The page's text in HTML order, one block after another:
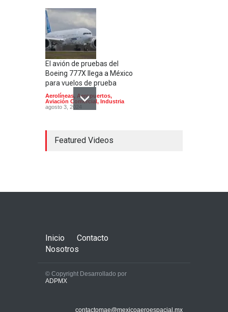
El avión de pruebas del
Boeing 777X llega a México
para vuelos de prueba
Aerolíneas, Aeropuertos,
Aviación Comercial, Industria
agosto 3, 2024
Guadalajara inaugura una
Featured Videos
Inicio
Contacto
Nosotros
© Copyright Desarrollado por
ADPMX
contactomae@mexicoaeroespacial.mx